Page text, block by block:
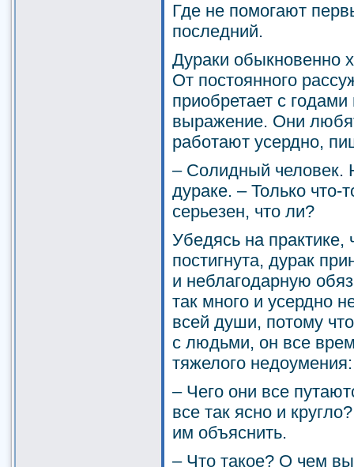
Где не помогают
последний.
Дураки обыкновенно
От постоянного
приобретает с
выражение. Они
работают усердно,
– Солидный человек.
дураке. – Только
серьезен, что ли?
Убедясь на практике,
постигнута, дурак
и неблагодарную
так много и усердно
всей души, потому
с людьми, он все
тяжелого недоумения:
– Чего они все
все так ясно и
им объяснить.
– Что такое? О чем